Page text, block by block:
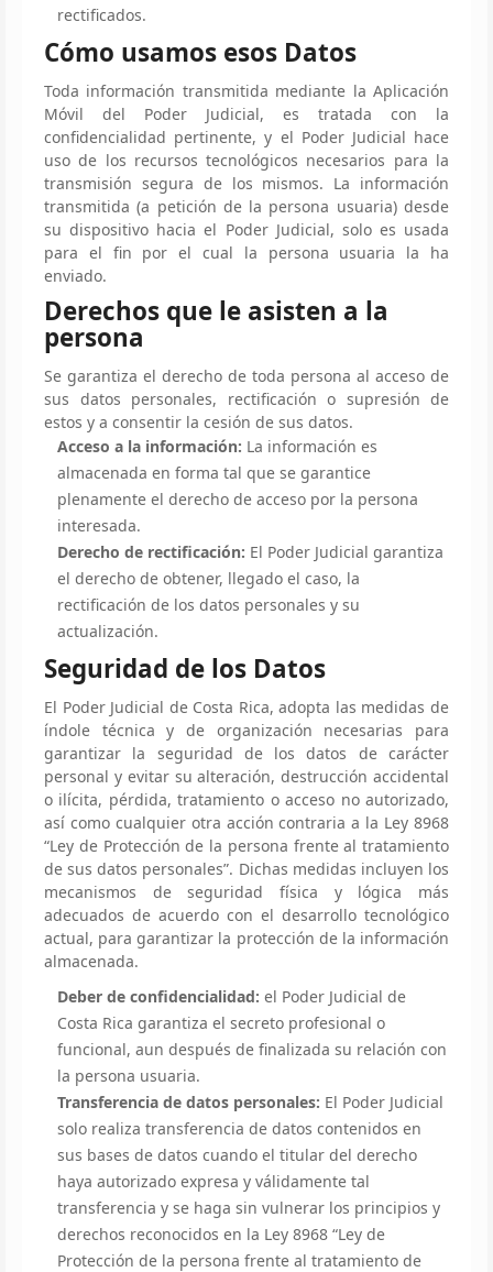
rectificados.
Cómo usamos esos Datos
Toda información transmitida mediante la Aplicación
Móvil del Poder Judicial, es tratada con la
confidencialidad pertinente, y el Poder Judicial hace
uso de los recursos tecnológicos necesarios para la
transmisión segura de los mismos. La información
transmitida (a petición de la persona usuaria) desde
su dispositivo hacia el Poder Judicial, solo es usada
para el fin por el cual la persona usuaria la ha
enviado.
Derechos que le asisten a la
persona
Se garantiza el derecho de toda persona al acceso de
sus datos personales, rectificación o supresión de
estos y a consentir la cesión de sus datos.
Acceso a la información: La información es
almacenada en forma tal que se garantice
plenamente el derecho de acceso por la persona
interesada.
Derecho de rectificación: El Poder Judicial garantiza
el derecho de obtener, llegado el caso, la
rectificación de los datos personales y su
actualización.
Seguridad de los Datos
El Poder Judicial de Costa Rica, adopta las medidas de
índole técnica y de organización necesarias para
garantizar la seguridad de los datos de carácter
personal y evitar su alteración, destrucción accidental
o ilícita, pérdida, tratamiento o acceso no autorizado,
así como cualquier otra acción contraria a la Ley 8968
“Ley de Protección de la persona frente al tratamiento
de sus datos personales”. Dichas medidas incluyen los
mecanismos de seguridad física y lógica más
adecuados de acuerdo con el desarrollo tecnológico
actual, para garantizar la protección de la información
almacenada.
Deber de confidencialidad: el Poder Judicial de
Costa Rica garantiza el secreto profesional o
funcional, aun después de finalizada su relación con
la persona usuaria.
Transferencia de datos personales: El Poder Judicial
solo realiza transferencia de datos contenidos en
sus bases de datos cuando el titular del derecho
haya autorizado expresa y válidamente tal
transferencia y se haga sin vulnerar los principios y
derechos reconocidos en la Ley 8968 “Ley de
Protección de la persona frente al tratamiento de